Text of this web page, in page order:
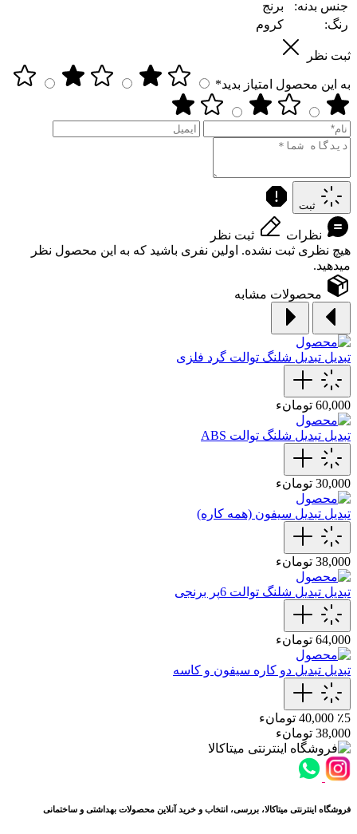
جنس بدنه:
برنج
رنگ:
کروم
ثبت نظر
به این محصول امتیاز بدید*
ثبت
نظرات
ثبت نظر
هیچ نظری ثبت نشده. اولین نفری باشید که به این محصول نظر
میدهید.
محصولات مشابه
تبدیل تبدیل شلنگ توالت گرد فلزی
60,000 تومانء
تبدیل تبدیل شلنگ توالت ABS
30,000 تومانء
تبدیل تبدیل سیفون (همه کاره)
38,000 تومانء
تبدیل تبدیل شلنگ توالت 6پر برنجی
64,000 تومانء
تبدیل تبدیل دو کاره سیفون و کاسه
٪5 40,000 تومانء
38,000 تومانء
فروشگاه اینترنتی میتاکالا، بررسی، انتخاب و خرید آنلاین محصولات بهداشتی و ساختمانی